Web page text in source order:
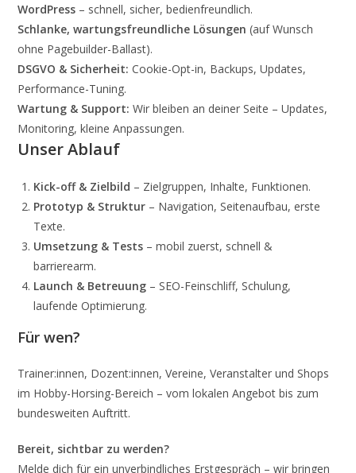
WordPress – schnell, sicher, bedienfreundlich.
Schlanke, wartungsfreundliche Lösungen (auf Wunsch
ohne Pagebuilder-Ballast).
DSGVO & Sicherheit: Cookie-Opt-in, Backups, Updates,
Performance-Tuning.
Wartung & Support: Wir bleiben an deiner Seite – Updates,
Monitoring, kleine Anpassungen.
Unser Ablauf
Kick-off & Zielbild – Zielgruppen, Inhalte, Funktionen.
Prototyp & Struktur – Navigation, Seitenaufbau, erste
Texte.
Umsetzung & Tests – mobil zuerst, schnell &
barrierearm.
Launch & Betreuung – SEO-Feinschliff, Schulung,
laufende Optimierung.
Für wen?
Trainer:innen, Dozent:innen, Vereine, Veranstalter und Shops
im Hobby-Horsing-Bereich – vom lokalen Angebot bis zum
bundesweiten Auftritt.
Bereit, sichtbar zu werden?
Melde dich für ein unverbindliches Erstgespräch – wir bringen